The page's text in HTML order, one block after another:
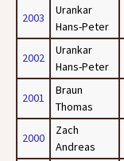
2003
Urankar
Hans-Peter
2002
Urankar
Hans-Peter
2001
Braun
Thomas
2000
Zach
Andreas